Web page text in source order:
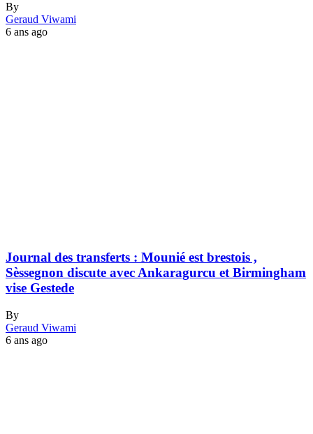
By
Geraud Viwami
6 ans ago
Journal des transferts : Mounié est brestois ,
Sèssegnon discute avec Ankaragurcu et Birmingham
vise Gestede
By
Geraud Viwami
6 ans ago